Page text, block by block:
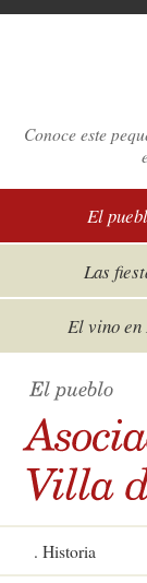
Conoce este
El
Las
El vino en
Historia